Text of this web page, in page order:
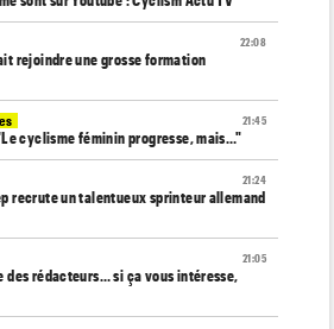
22:08
rejoindre une grosse formation
21:45
cyclisme féminin progresse, mais…"
21:24
recrute un talentueux sprinteur allemand
21:05
des rédacteurs… si ça vous intéresse,